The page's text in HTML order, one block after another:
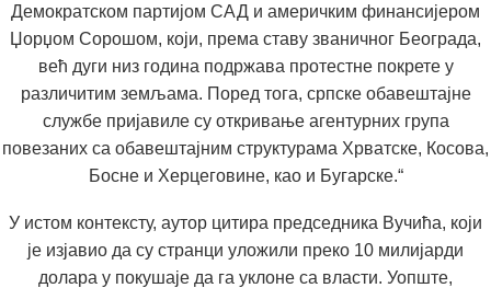
Демократском партијом САД и америчким финансијером
Џорџом Сорошом, који, према ставу званичног Београда,
већ дуги низ година подржава протестне покрете у
различитим земљама. Поред тога, српске обавештајне
службе пријавиле су откривање агентурних група
повезаних са обавештајним структурама Хрватске, Косова,
Босне и Херцеговине, као и Бугарске.“
У истом контексту, аутор цитира председника Вучића, који
је изјавио да су странци уложили преко 10 милијарди
долара у покушаје да га уклоне са власти. Уопште,